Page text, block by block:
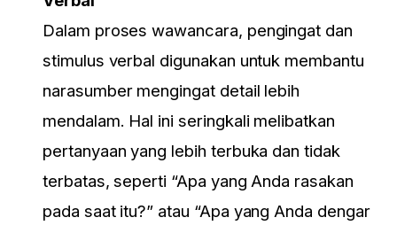
Dalam proses wawancara, pengingat dan
stimulus verbal digunakan untuk membantu
narasumber mengingat detail lebih
mendalam. Hal ini seringkali melibatkan
pertanyaan yang lebih terbuka dan tidak
terbatas, seperti “Apa yang Anda rasakan
pada saat itu?” atau “Apa yang Anda dengar